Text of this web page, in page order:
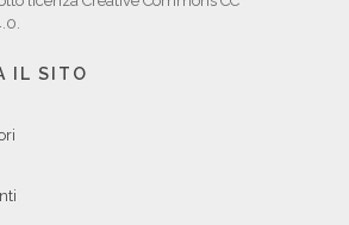
IL SITO